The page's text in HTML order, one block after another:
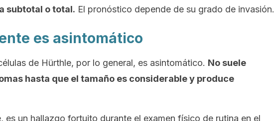
subtotal o total. El pronóstico depende de su grado de invasión.
es asintomático
de Hürthle, por lo general, es asintomático. No suele
hasta que el tamaño es considerable y produce
es un hallazgo fortuito durante el examen físico de rutina en el